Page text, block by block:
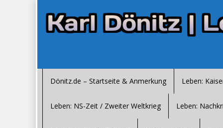
Dönitz.de – Startseite & Anmerkung Leben:
Leben: NS-Zeit / Zweiter Weltkrieg Leben: